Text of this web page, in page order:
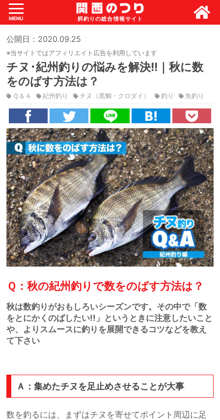
MENU
公開日：2020.09.25
※当サイトではアフィリエイト広告を利用しています
チヌ･紀州釣りの悩みを解決!!｜秋に数
をのばす方法は？
Ｑ＆Ａ 紀州釣り チヌ（黒鯛・クロダイ） 釣り 魚釣り
Ｑ：秋の紀州釣りで数をのばす方法は？
秋は数釣りがおもしろいシーズンです。その中で「数
をとにかくのばしたい!!」というときに注意したいこと
や、よりスムースに釣りを展開できるコツなどを教え
て下さい
Ａ：集めたチヌを足止めさせることが大事
数を釣るには、まずはチヌを寄せてポイント周辺に足